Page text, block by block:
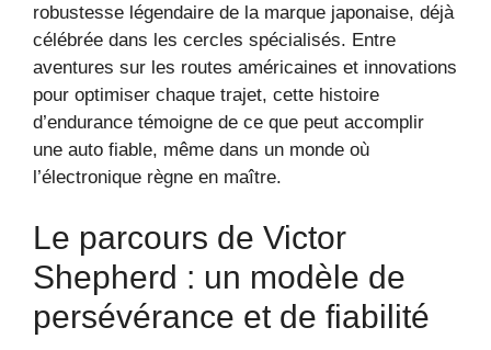
robustesse légendaire de la marque japonaise, déjà
célébrée dans les cercles spécialisés. Entre
aventures sur les routes américaines et innovations
pour optimiser chaque trajet, cette histoire
d’endurance témoigne de ce que peut accomplir
une auto fiable, même dans un monde où
l’électronique règne en maître.
Le parcours de Victor
Shepherd : un modèle de
persévérance et de fiabilité